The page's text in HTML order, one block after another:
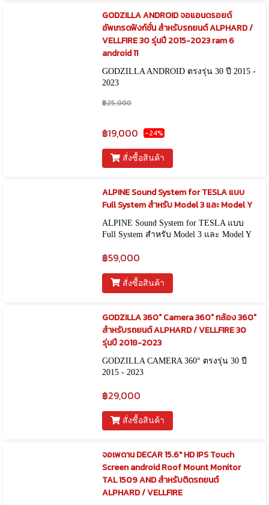
GODZILLA ANDROID จอแอนดรอยด์
อัพเกรดฟังก์ชั่น สำหรับรถยนต์ ALPHARD /
VELLFIRE 30 รุ่นปี 2015-2023 ram 6
android 11
GODZILLA ANDROID ตรงรุ่น 30 ปี 2015 -
2023
฿25,000
฿19,000 -24%
สั่งซื้อสินค้า
ALPINE Sound System for TESLA แบบ
Full System สำหรับ Model 3 และ Model Y
ALPINE Sound System for TESLA แบบ
Full System สำหรับ Model 3 และ Model Y
฿59,000
สั่งซื้อสินค้า
GODZILLA 360° Camera 360° กล้อง 360°
สำหรับรถยนต์ ALPHARD / VELLFIRE 30
รุ่นปี 2018-2023
GODZILLA CAMERA 360° ตรงรุ่น 30 ปี
2015 - 2023
฿29,000
สั่งซื้อสินค้า
จอเพดาน DECAR 15.6" HD IPS Touch
Screen android Roof Mount Monitor
TAL 1509 AND สำหรับติดรถยนต์
ALPHARD / VELLFIRE